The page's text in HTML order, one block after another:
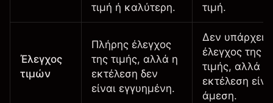
τιμή ή καλύτερη.
τιμή.
Έλεγχος
τιμών
Πλήρης έλεγχος
της τιμής, αλλά η
εκτέλεση δεν
είναι εγγυημένη.
Δεν υπάρχει
έλεγχος της
τιμής, αλλά η
εκτέλεση
άμεση.